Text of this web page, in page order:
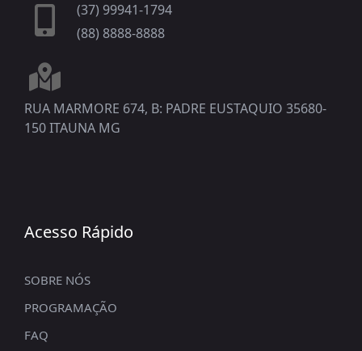
(37) 99941-1794
(88) 8888-8888
RUA MARMORE 674, B: PADRE EUSTAQUIO 35680-
150 ITAUNA MG
Acesso Rápido
SOBRE NÓS
PROGRAMAÇÃO
FAQ